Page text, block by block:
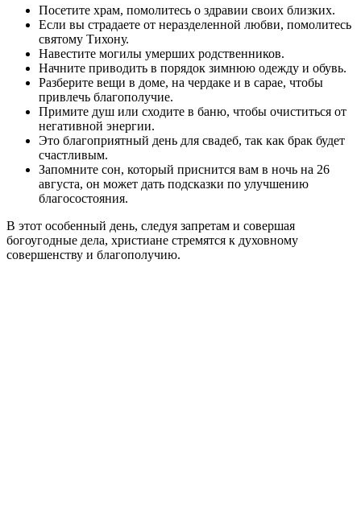
Посетите храм, помолитесь о здравии своих близких.
Если вы страдаете от неразделенной любви, помолитесь
святому Тихону.
Навестите могилы умерших родственников.
Начните приводить в порядок зимнюю одежду и обувь.
Разберите вещи в доме, на чердаке и в сарае, чтобы
привлечь благополучие.
Примите душ или сходите в баню, чтобы очиститься от
негативной энергии.
Это благоприятный день для свадеб, так как брак будет
счастливым.
Запомните сон, который приснится вам в ночь на 26
августа, он может дать подсказки по улучшению
благосостояния.
В этот особенный день, следуя запретам и совершая
богоугодные дела, христиане стремятся к духовному
совершенству и благополучию.